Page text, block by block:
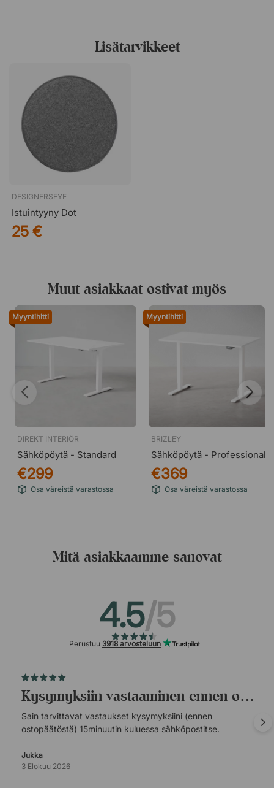
toiminnallisuus ja selkeät linjat ovat keskiössä. Samalla
Lisätarvikkeet
DESIGNERSEYE
Istuintyyny Dot
25 €
Muut asiakkaat ostivat myös
Myyntihitti
DIREKT INTERIÖR
Sähköpöytä - Standard
€299
Osa väreistä varastossa
Myyntihitti
BRIZLEY
Sähköpöytä - Professional
€369
Osa väreistä varastossa
Mitä asiakkaamme sanovat
4.5/5
Perustuu 3918 arvosteluun
Kysymyksiin vastaaminen ennen ostopäätöstä.
Sain tarvittavat vastaukset kysymyksiini (ennen
ostopäätöstä) 15minuutin kuluessa sähköpostitse.
Jukka
3 Elokuu 2026